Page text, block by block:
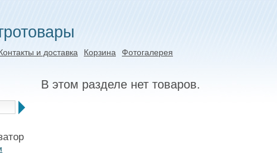
и доставка Корзина Фотогалерея
В этом разделе нет товаров.